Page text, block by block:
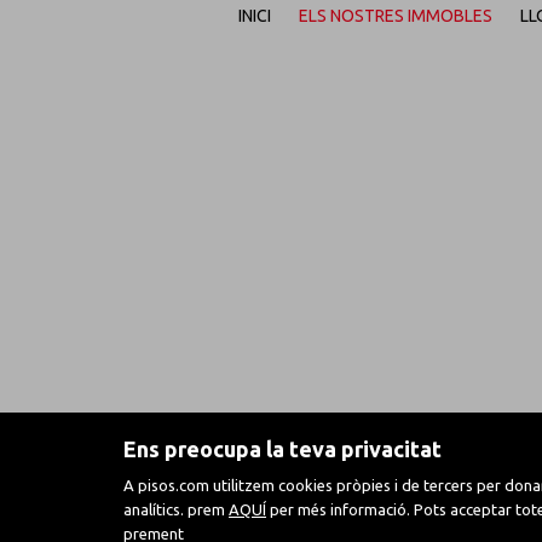
Ens preocupa la teva privacitat
A pisos.com utilitzem cookies pròpies i de tercers per
analítics. prem AQUÍ per més informació. Pots acceptar
prement
INICI ELS NOSTRES IMMOBLES